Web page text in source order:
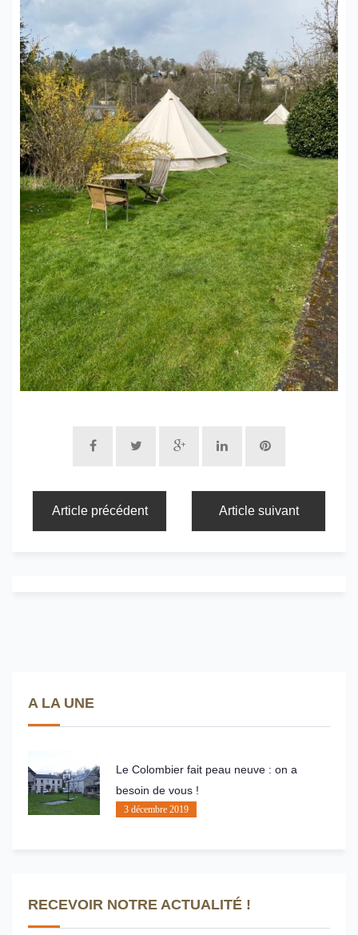
Article précédent Article suivant
A LA UNE
Le Colombier fait peau neuve : on a
besoin de vous !
3 décembre 2019
RECEVOIR NOTRE ACTUALITÉ !